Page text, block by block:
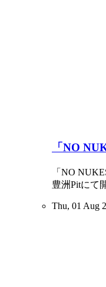
「NO
「NO
豊洲Pitにて
Thu, 01 Aug